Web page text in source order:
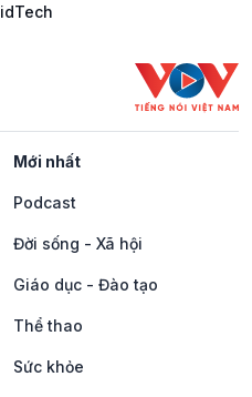
Mới nhất
Podcast
Đời sống - Xã hội
Giáo dục - Đào tạo
Thể thao
Sức khỏe